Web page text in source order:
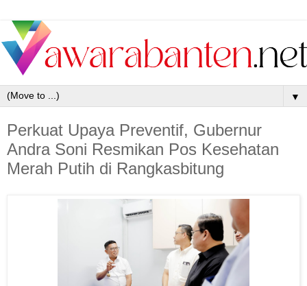
▼
Perkuat Upaya Preventif, Gubernur
Andra Soni Resmikan Pos Kesehatan
Merah Putih di Rangkasbitung